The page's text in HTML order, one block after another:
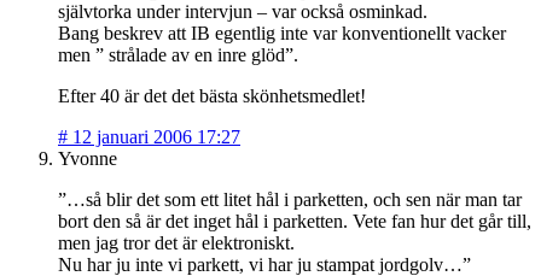
självtorka under intervjun – var också osminkad.
Bang beskrev att IB egentlig inte var konventionellt vacker
men ” strålade av en inre glöd”.
Efter 40 är det det bästa skönhetsmedlet!
# 12 januari 2006 17:27
Yvonne
”…så blir det som ett litet hål i parketten, och sen när man tar
bort den så är det inget hål i parketten. Vete fan hur det går till,
men jag tror det är elektroniskt.
Nu har ju inte vi parkett, vi har ju stampat jordgolv…”